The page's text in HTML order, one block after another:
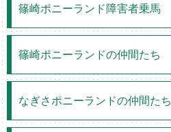
篠崎ポニーランド障害者乗馬
篠崎ポニーランドの仲間たち
なぎさポニーランドの仲間たち